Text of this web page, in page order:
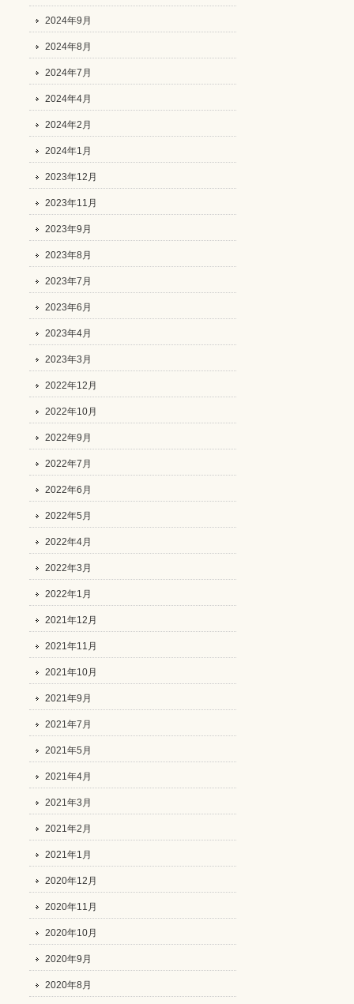
2024年9月
2024年8月
2024年7月
2024年4月
2024年2月
2024年1月
2023年12月
2023年11月
2023年9月
2023年8月
2023年7月
2023年6月
2023年4月
2023年3月
2022年12月
2022年10月
2022年9月
2022年7月
2022年6月
2022年5月
2022年4月
2022年3月
2022年1月
2021年12月
2021年11月
2021年10月
2021年9月
2021年7月
2021年5月
2021年4月
2021年3月
2021年2月
2021年1月
2020年12月
2020年11月
2020年10月
2020年9月
2020年8月